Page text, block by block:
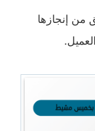
من إنجازها